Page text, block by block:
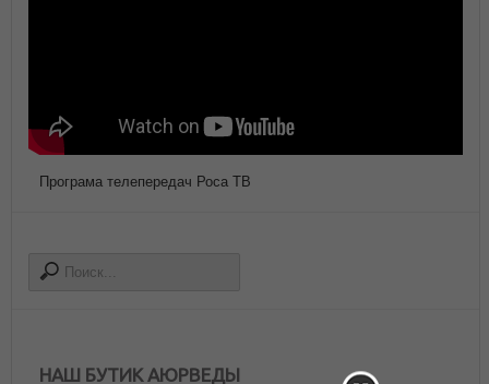
Програма телепередач Роса ТВ
НАШ БУТИК АЮРВЕДЫ